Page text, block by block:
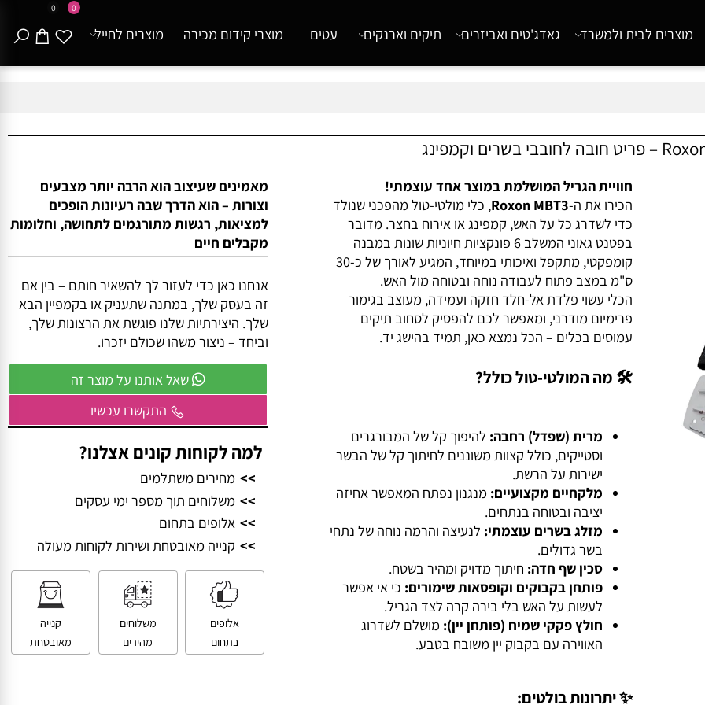
0 0
לבית ולמשרד גאדג'טים ואביזרים תיקים וארנקים עטים מוצרי קידום מכירה מוצרים לחייל
חוויית הגריל המושלמת במוצר אחד עוצמתי!
הכירו את ה-Roxon MBT3, כלי מולטי-טול מהפכני שנולד
כדי לשדרג כל על האש, קמפינג או אירוח בחצר. מדובר
בפטנט גאוני המשלב 6 פונקציות חיוניות שונות במבנה
קומפקטי, מתקפל ואיכותי במיוחד, המגיע לאורך של כ-30
ס"מ במצב פתוח לעבודה נוחה ובטוחה מול האש.
הכלי עשוי פלדת אל-חלד חזקה ועמידה, מעוצב בגימור
פרימיום מודרני, ומאפשר לכם להפסיק לסחוב תיקים
עמוסים בכלים – הכל נמצא כאן, תמיד בהישג יד.
מרית (שפדל) רחבה:להיפוך קל של המבורגרים
וסטייקים, כולל קצוות משוננים לחיתוך קל של הבשר
ישירות על הרשת.
מלקחיים מקצועיים:מנגנון נפתח המאפשר אחיזה
יציבה ובטוחה בנתחים.
מזלג בשרים עוצמתי:
בשר גדולים.
סכין שף חדה:חיתוך מדויק ומהיר בשטח.
פותחן בקבוקים וקופסאות שימורים: כי אי אפשר
לעשות על האש בלי בירה קרה לצד הגריל.
חולץ פקקי שמיח (פותחן יין):מושלם לשדרוג
מאמינים שעיצוב הוא הרבה יותר מצבעים
וצורות – הוא הדרך שבה רעיונות הופכים
למציאות, רגשות מתורגמים לתחושה, וחלומות
מקבלים חיים
אנחנו כאן כדי לעזור לך להשאיר חותם – בין אם
זה בעסק שלך, במתנה שתעניק או בקמפיין הבא
שלך. היצירתיות שלנו פוגשת את הרצונות שלך,
שאל אותנו על מוצר זה
התקשרו עכשיו
למה לקוחות קונים אצלנו?
>> מחירים משתלמים
>> משלוחים תוך מספר ימי עסקים
>> אלופים בתחום
>> קנייה מאובטחת ושירות לקוחות מעולה
אלופים
משלוחים
קנייה